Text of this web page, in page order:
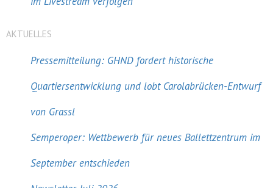
AKTUELLES
Pressemitteilung: GHND fordert historische
Quartiersentwicklung und lobt Carolabrücken-Entwurf
von Grassl
Semperoper: Wettbewerb für neues Ballettzentrum im
September entschieden